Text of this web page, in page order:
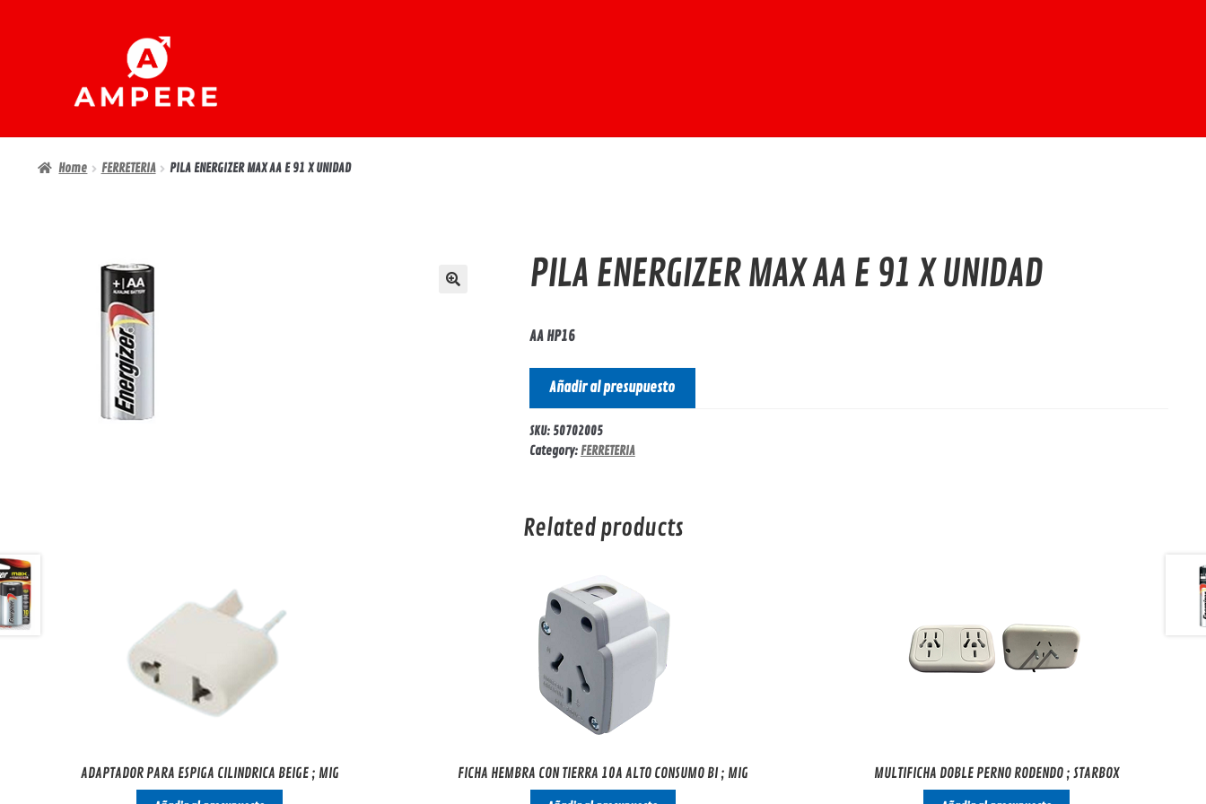
la
contenido
Home FERRETERIA PILA ENERGIZER MAX AA E 91 X UNIDAD
PILA ENERGIZER MAX AA E 91 X UNIDAD
AA HP16
Añadir al presupuesto
SKU: 50702005
Category:FERRETERIA
Related products
ADAPTADOR PARA ESPIGA CILINDRICA BEIGE ; MIG FICHA HEMBRA CON TIERRA 10A ALTO CONSUMO BI ; MIG MULTIFICHA DOBLE PERNO RODENDO ; STARBOX